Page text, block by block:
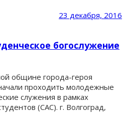
23 декабря, 2016
богослужение
общине города-героя
проходить молодежные
служения в рамках
(САС). г. Волгоград,